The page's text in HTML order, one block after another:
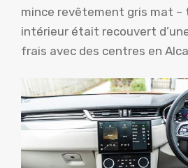
mince revêtement gris mat –
intérieur était recouvert
frais avec des centres en